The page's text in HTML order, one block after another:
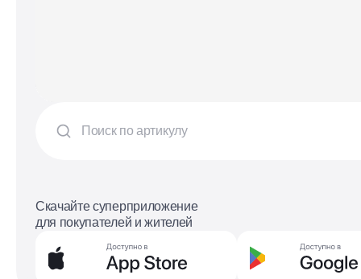
Скачайте суперприложение
для покупателей и жителей